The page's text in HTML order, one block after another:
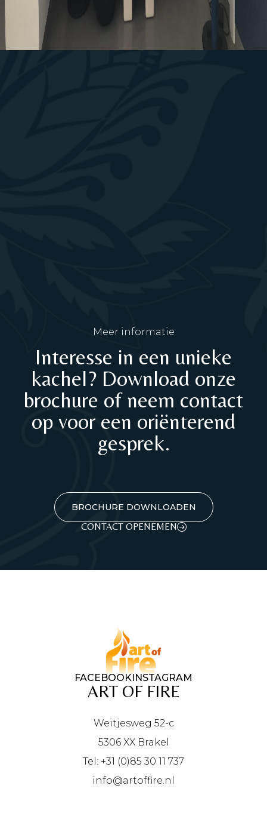
Meer informatie
Interesse in een unieke
kachel? Download onze
brochure of neem contact
op voor een oriënterend
gesprek.
BROCHURE DOWNLOADEN
CONTACT OPENEMEN
FACEBOOKINSTAGRAM
ART OF FIRE
Weitjesweg 52-c
5306 XX Brakel
Tel: +31 (0)85 30 11 737
info@artoffire.nl